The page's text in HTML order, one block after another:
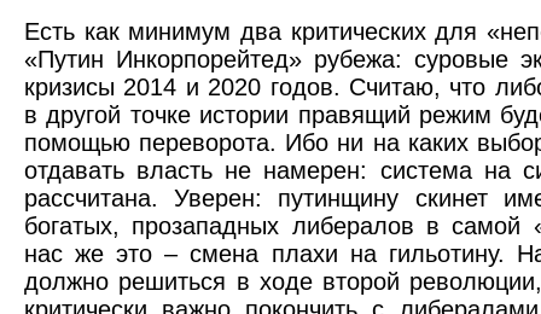
Есть как минимум два критических для
«Путин Инкорпорейтед» рубежа: суровые
кризисы 2014 и 2020 годов. Считаю, что
в другой точке истории правящий режим
помощью переворота. Ибо ни на каких
отдавать власть не намерен: система на
рассчитана. Уверен: путинщину скинет
богатых, прозападных либералов в самой
нас же это – смена плахи на гильотину.
должно решиться в ходе второй